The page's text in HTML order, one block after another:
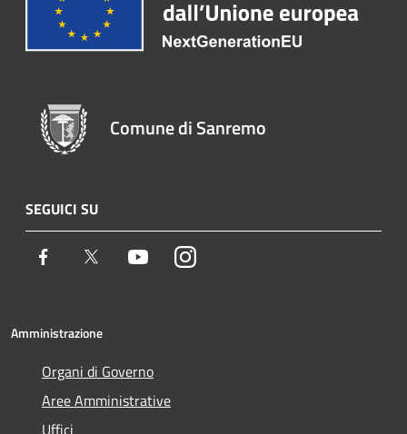
Comune di Sanremo
SEGUICI SU
Facebook Twitter YoutubeInstagram
Amministrazione
Organi di Governo
Aree Amministrative
Uffici